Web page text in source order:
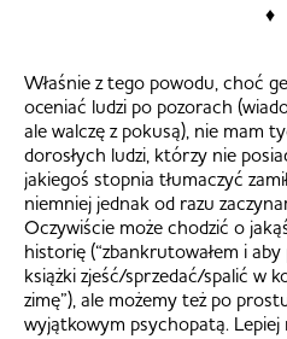
♦
Właśnie z tego powodu, choć
oceniać ludzi po pozorach
ale walczę z pokusą), nie mam
dorosłych ludzi, którzy nie
jakiegoś stopnia tłumaczyć
niemniej jednak od razu
Oczywiście może chodzić o
historię (“zbankrutowałem i
książki zjeść/sprzedać/spalić w
zimę”), ale możemy też po
wyjątkowym psychopatą. Lepiej